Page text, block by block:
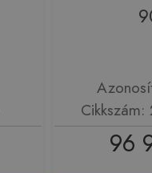
96